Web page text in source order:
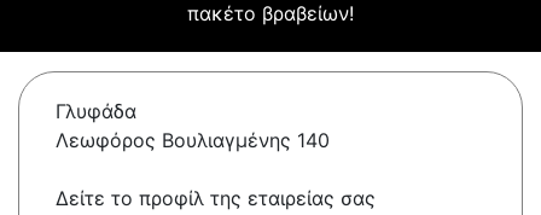
πακέτο βραβείων!
Γλυφάδα
Λεωφόρος Βουλιαγμένης 140
Δείτε το προφίλ της εταιρείας σας